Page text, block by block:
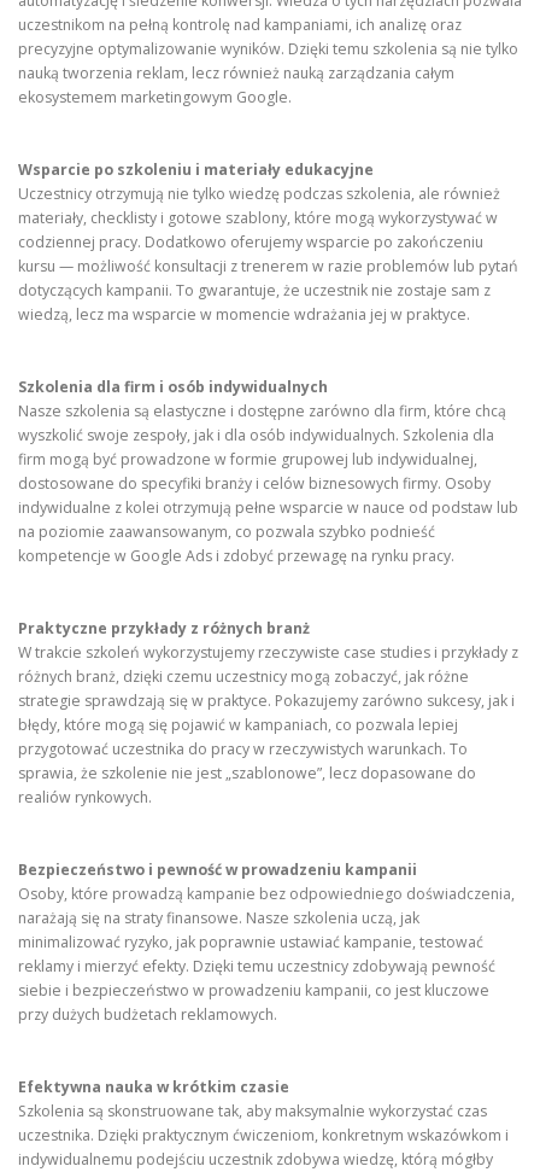
uczestnikom na pełną kontrolę nad kampaniami, ich analizę oraz
precyzyjne optymalizowanie wyników. Dzięki temu szkolenia są nie tylko
nauką tworzenia reklam, lecz również nauką zarządzania całym
ekosystemem marketingowym Google.
Wsparcie po szkoleniu i materiały edukacyjne
Uczestnicy otrzymują nie tylko wiedzę podczas szkolenia, ale również
materiały, checklisty i gotowe szablony, które mogą wykorzystywać w
codziennej pracy. Dodatkowo oferujemy wsparcie po zakończeniu
kursu — możliwość konsultacji z trenerem w razie problemów lub pytań
dotyczących kampanii. To gwarantuje, że uczestnik nie zostaje sam z
wiedzą, lecz ma wsparcie w momencie wdrażania jej w praktyce.
Szkolenia dla firm i osób indywidualnych
Nasze szkolenia są elastyczne i dostępne zarówno dla firm, które chcą
wyszkolić swoje zespoły, jak i dla osób indywidualnych. Szkolenia dla
firm mogą być prowadzone w formie grupowej lub indywidualnej,
dostosowane do specyfiki branży i celów biznesowych firmy. Osoby
indywidualne z kolei otrzymują pełne wsparcie w nauce od podstaw lub
na poziomie zaawansowanym, co pozwala szybko podnieść
kompetencje w Google Ads i zdobyć przewagę na rynku pracy.
Praktyczne przykłady z różnych branż
W trakcie szkoleń wykorzystujemy rzeczywiste case studies i przykłady z
różnych branż, dzięki czemu uczestnicy mogą zobaczyć, jak różne
strategie sprawdzają się w praktyce. Pokazujemy zarówno sukcesy, jak i
błędy, które mogą się pojawić w kampaniach, co pozwala lepiej
przygotować uczestnika do pracy w rzeczywistych warunkach. To
sprawia, że szkolenie nie jest „szablonowe”, lecz dopasowane do
realiów rynkowych.
Bezpieczeństwo i pewność w prowadzeniu kampanii
Osoby, które prowadzą kampanie bez odpowiedniego doświadczenia,
narażają się na straty finansowe. Nasze szkolenia uczą, jak
minimalizować ryzyko, jak poprawnie ustawiać kampanie, testować
reklamy i mierzyć efekty. Dzięki temu uczestnicy zdobywają pewność
siebie i bezpieczeństwo w prowadzeniu kampanii, co jest kluczowe
przy dużych budżetach reklamowych.
Efektywna nauka w krótkim czasie
Szkolenia są skonstruowane tak, aby maksymalnie wykorzystać czas
uczestnika. Dzięki praktycznym ćwiczeniom, konkretnym wskazówkom i
indywidualnemu podejściu uczestnik zdobywa wiedzę, którą mógłby